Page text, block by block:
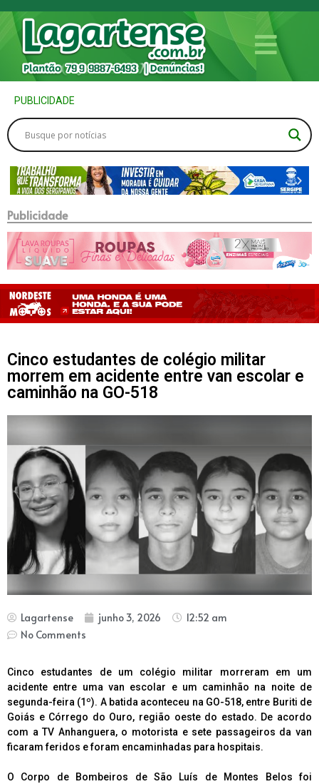
PUBLICIDADE
Publicidade
Cinco estudantes de colégio militar
morrem em acidente entre van escolar e
caminhão na GO-518
Lagartense junho 3, 2026
12:52 am
No Comments
Cinco estudantes de um colégio militar morreram em um
acidente entre uma van escolar e um caminhão na noite de
segunda-feira (1º). A batida aconteceu na GO-518, entre Buriti de
Goiás e Córrego do Ouro, região oeste do estado. De acordo
com a TV Anhanguera, o motorista e sete passageiros da van
ficaram feridos e foram encaminhadas para hospitais.
O Corpo de Bombeiros de São Luís de Montes Belos foi